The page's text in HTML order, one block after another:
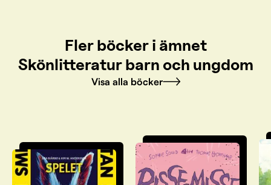
Fler böcker i ämnet
Skönlitteratur barn och ungdom
Visa alla böcker